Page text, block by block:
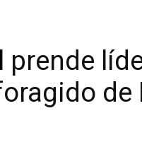
prende
de